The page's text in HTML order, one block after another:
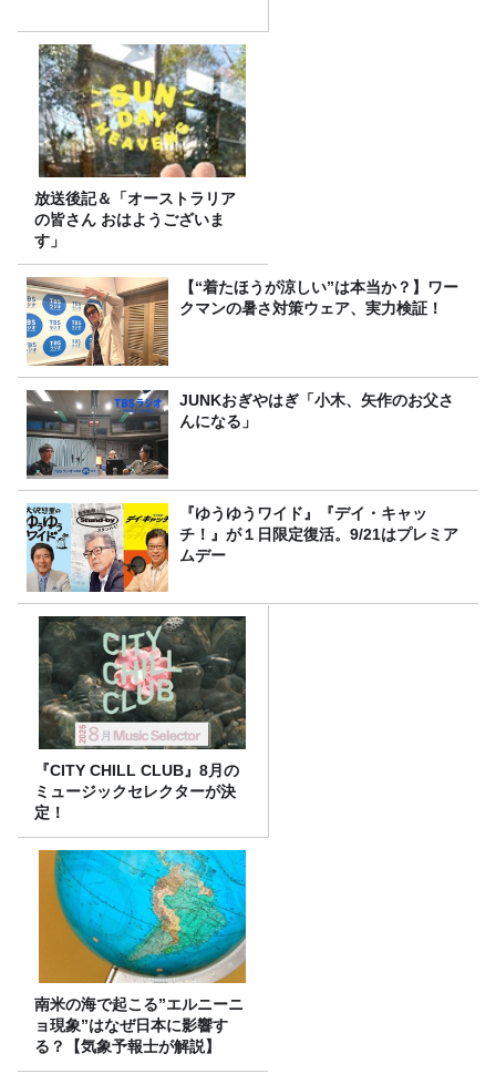
放送後記＆「オーストラリア
の皆さん おはようございま
す」
【“着たほうが涼しい”は本当か？】ワー
クマンの暑さ対策ウェア、実力検証！
JUNKおぎやはぎ「小木、矢作のお父さ
んになる」
『ゆうゆうワイド』『デイ・キャッ
チ！』が１日限定復活。9/21はプレミア
ムデー
『CITY CHILL CLUB』8月の
ミュージックセレクターが決
定！
南米の海で起こる”エルニーニ
ョ現象”はなぜ日本に影響す
る？【気象予報士が解説】